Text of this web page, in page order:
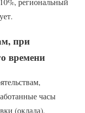
при
времени
часы
(оклада),